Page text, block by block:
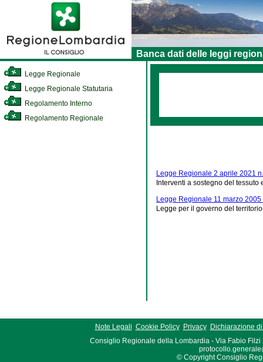
Banca dati delle leggi
Legge Regionale
Legge Regionale Statutaria
Regolamento Interno
Regolamento Regionale
Legge Regionale 2 aprile 2021
Interventi a sostegno del tessuto
Legge Regionale 11 marzo 2005
Legge per il governo del
Note Legali Cookie Policy Privacy
Dichiarazione
Consiglio Regionale della Lombardia - Via Fabio Filzi
© Copyright Consiglio